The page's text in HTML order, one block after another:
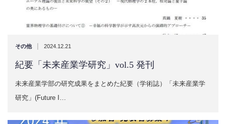
その他 | 2024.12.21
紀要「未来産業学研究」vol.5 発刊
未来産業学部の研究成果をまとめた紀要（学術誌）「未来産業学
研究」(Future I…